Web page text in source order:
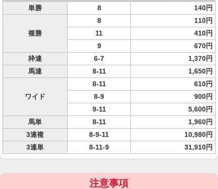
単勝 8 140円
複勝
8
110円
11
410円
9
670円
枠連
6-7
1,370円
馬連
8-11 1,650円
ワイド
8-11
610円
8-9
900円
9-11
5,600円
馬単
8-11
1,960円
3連複
8-9-11
10,980円
3連単
8-11-9 31,910円
注意事項